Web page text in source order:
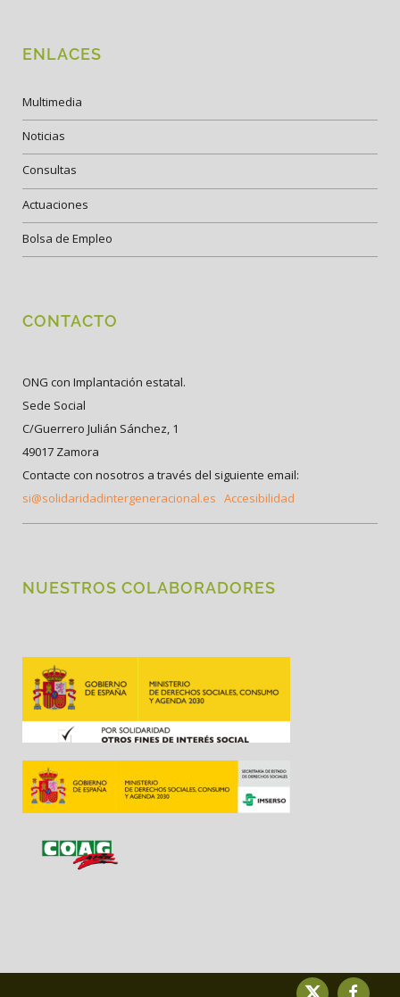
ENLACES
Multimedia
Noticias
Consultas
Actuaciones
Bolsa de Empleo
CONTACTO
ONG con Implantación estatal.
Sede Social
C/Guerrero Julián Sánchez, 1
49017 Zamora
Contacte con nosotros a través del siguiente email:
si@solidaridadintergeneracional.es Accesibilidad
NUESTROS COLABORADORES